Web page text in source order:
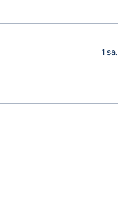
1 sa.